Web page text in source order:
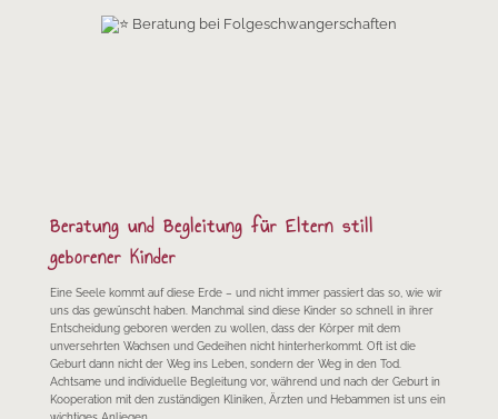
Beratung bei Folgeschwangerschaften
Beratung und Begleitung für Eltern still
geborener Kinder
Eine Seele kommt auf diese Erde – und nicht immer passiert das so, wie wir
uns das gewünscht haben. Manchmal sind diese Kinder so schnell in ihrer
Entscheidung geboren werden zu wollen, dass der Körper mit dem
unversehrten Wachsen und Gedeihen nicht hinterherkommt. Oft ist die
Geburt dann nicht der Weg ins Leben, sondern der Weg in den Tod.
Achtsame und individuelle Begleitung vor, während und nach der Geburt in
Kooperation mit den zuständigen Kliniken, Ärzten und Hebammen ist uns ein